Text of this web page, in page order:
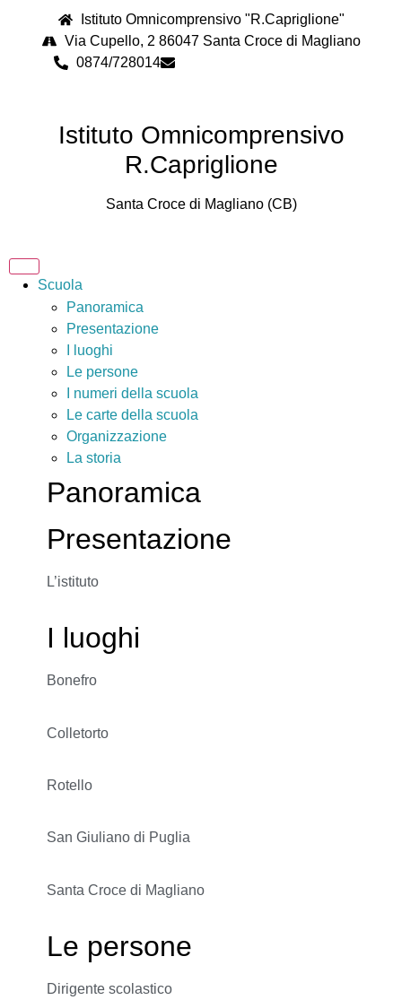
Istituto Omnicomprensivo "R.Capriglione"
Via Cupello, 2 86047 Santa Croce di Magliano
0874/728014
Istituto Omnicomprensivo
R.Capriglione
Santa Croce di Magliano (CB)
Scuola
Panoramica
Presentazione
I luoghi
Le persone
I numeri della scuola
Le carte della scuola
Organizzazione
La storia
Panoramica
Presentazione
L’istituto
I luoghi
Bonefro
Colletorto
Rotello
San Giuliano di Puglia
Santa Croce di Magliano
Le persone
Dirigente scolastico